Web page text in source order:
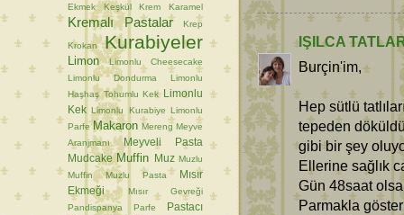
IŞILCA
Burçin'im,
Hep sütlü
tepeden
gibi bir şey
Ellerine sağlık
Gün 48saat
Parmakla
Ekmek
Keşkül Krem Karamel
Kremalı Pastalar Krep
Krokan Kurabiyeler
Limon
Limonlu Cheesecake
Limonlu Dondurma
Limonlu
Haşhaş Tohumlu Kek
Limonlu
Kek Limonlu Kurabiye Limonlu
Parfe Makaron Mereng Meyve
Aranjmanı
Meyveli Pasta
Mudcake Muffin Muz Muzlu
Muffin
Muzlu Pasta
Mısır
Ekmeği
Mısır Gevreği
Pandispanya
Parfe
Pastacı